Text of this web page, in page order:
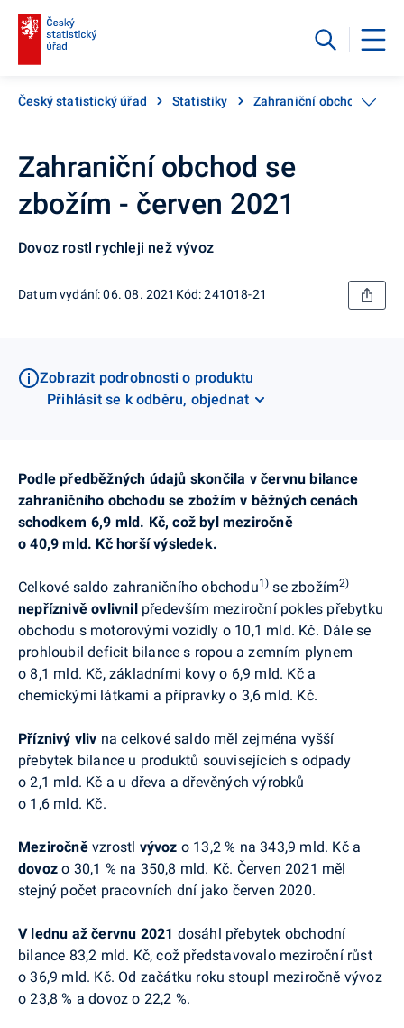
Český statistický úřad Statistiky Zahraniční obchod
Zahraniční obchod se
zbožím - červen 2021
Dovoz rostl rychleji než vývoz
Datum vydání: 06. 08. 2021 Kód: 241018-21
Zobrazit podrobnosti o produktu
Přihlásit se k odběru, objednat
Podle předběžných údajů skončila v červnu bilance
zahraničního obchodu se zbožím v běžných cenách
schodkem 6,9 mld. Kč, což byl meziročně
o 40,9 mld. Kč horší výsledek.
Celkové saldo zahraničního obchodu1) se zbožím2)
nepříznivě ovlivnilpředevším meziroční pokles přebytku
obchodu s motorovými vozidly o 10,1 mld. Kč. Dále se
prohloubil deficit bilance s ropou a zemním plynem
o 8,1 mld. Kč, základními kovy o 6,9 mld. Kč a
chemickými látkami a přípravky o 3,6 mld. Kč.
Příznivý vliv na celkové saldo měl zejména vyšší
přebytek bilance u produktů souvisejících s odpady
o 2,1 mld. Kč a u dřeva a dřevěných výrobků
o 1,6 mld. Kč.
Meziročněvzrostl vývoz o 13,2 % na 343,9 mld. Kč a
dovoz o 30,1 % na 350,8 mld. Kč. Červen 2021 měl
stejný počet pracovních dní jako červen 2020.
V lednu až červnu 2021 dosáhl přebytek obchodní
bilance 83,2 mld. Kč, což představovalo meziroční růst
o 36,9 mld. Kč. Od začátku roku stoupl meziročně vývoz
o 23,8 % a dovoz o 22,2 %.